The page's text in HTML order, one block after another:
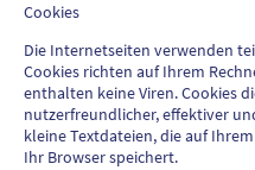
Cookies
Die Internetseiten verwenden
Cookies richten auf Ihrem
enthalten keine Viren. Cookies
nutzerfreundlicher, effektiver
kleine Textdateien, die auf
Ihr Browser speichert.